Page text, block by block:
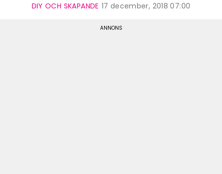
DIY OCH SKAPANDE 17 december, 2018 07:00